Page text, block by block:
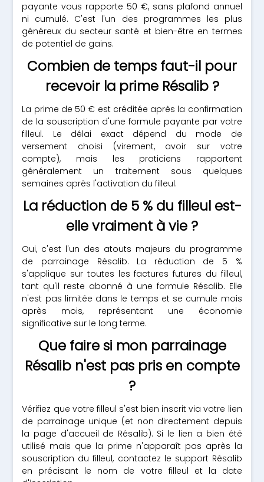
payante vous rapporte 50 €, sans plafond annuel
ni cumulé. C'est l'un des programmes les plus
généreux du secteur santé et bien-être en termes
de potentiel de gains.
Combien de temps faut-il pour
recevoir la prime Résalib ?
La prime de 50 € est créditée après la confirmation
de la souscription d'une formule payante par votre
filleul. Le délai exact dépend du mode de
versement choisi (virement, avoir sur votre
compte), mais les praticiens rapportent
généralement un traitement sous quelques
semaines après l'activation du filleul.
La réduction de 5 % du filleul est-
elle vraiment à vie ?
Oui, c'est l'un des atouts majeurs du programme
de parrainage Résalib. La réduction de 5 %
s'applique sur toutes les factures futures du filleul,
tant qu'il reste abonné à une formule Résalib. Elle
n'est pas limitée dans le temps et se cumule mois
après mois, représentant une économie
significative sur le long terme.
Que faire si mon parrainage
Résalib n'est pas pris en compte
?
Vérifiez que votre filleul s'est bien inscrit via votre lien
de parrainage unique (et non directement depuis
la page d'accueil de Résalib). Si le lien a bien été
utilisé mais que la prime n'apparaît pas après la
souscription du filleul, contactez le support Résalib
en précisant le nom de votre filleul et la date